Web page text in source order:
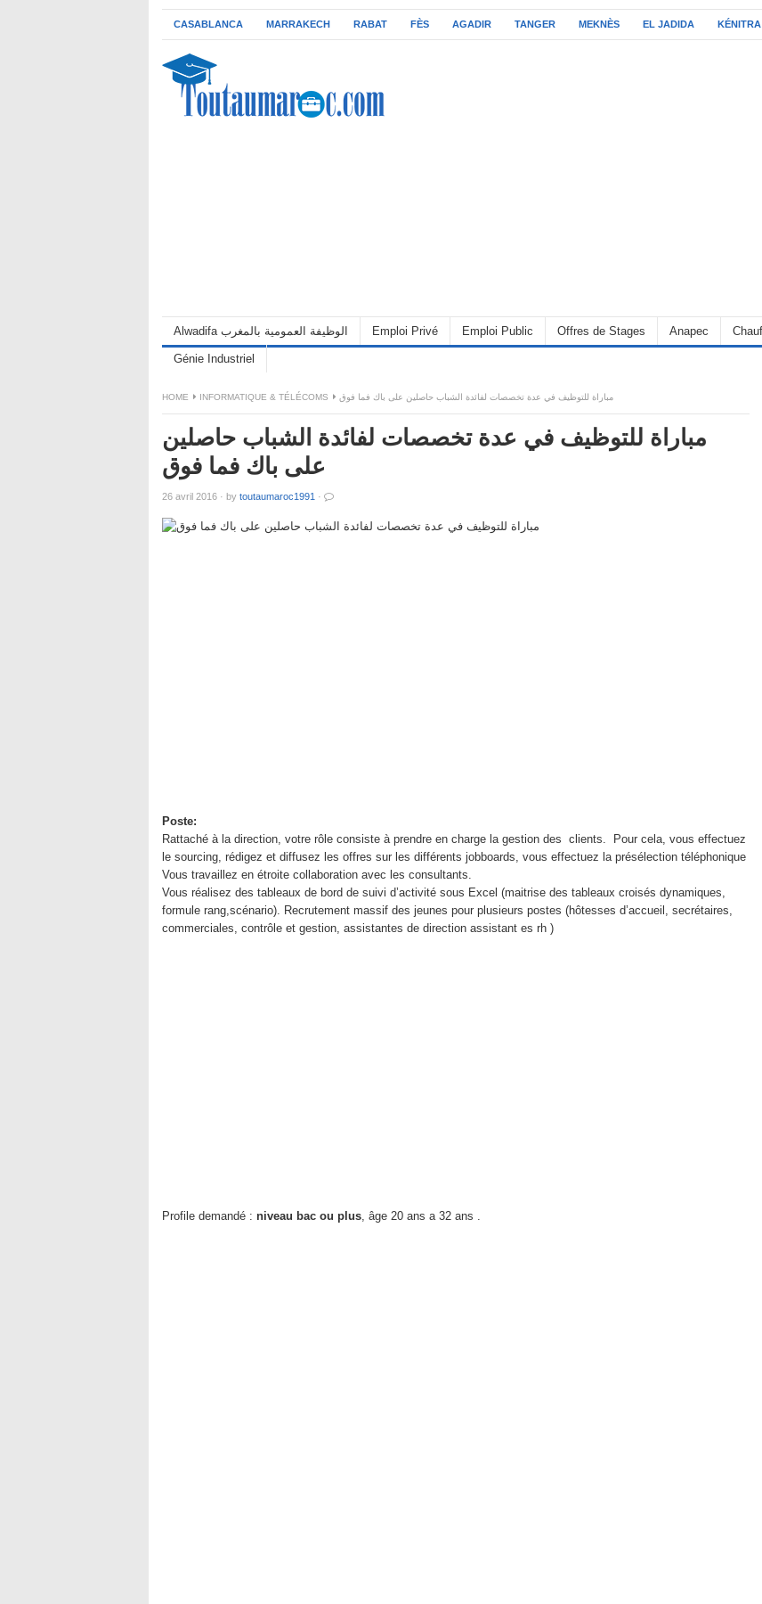
CASABLANCA MARRAKECH RABAT FÈS AGADIR TANGER MEKNÈS EL JADIDA KÉNITRA
Alwadifa الوظيفة العمومية بالمغرب Emploi Privé Emploi Public Offres de Stages Anapec
Génie Industriel
HOME INFORMATIQUE & TÉLÉCOMS مباراة للتوظيف في عدة تخصصات لفائدة الشباب حاصلين على باك فما فوق
مباراة للتوظيف في عدة تخصصات لفائدة الشباب حاصلين
على باك فما فوق
26 avril 2016 · by toutaumaroc1991 ·
Poste:
Rattaché à la direction, votre rôle consiste à prendre en charge la gestion des clients. Pour cela, vous effectuez
le sourcing, rédigez et diffusez les offres sur les différents jobboards, vous effectuez la présélection téléphonique
Vous travaillez en étroite collaboration avec les consultants.
Vous réalisez des tableaux de bord de suivi d’activité sous Excel (maitrise des tableaux croisés dynamiques,
formule rang,scénario). Recrutement massif des jeunes pour plusieurs postes (hôtesses d’accueil, secrétaires,
commerciales, contrôle et gestion, assistantes de direction assistant es rh )
Profile demandé : niveau bac ou plus, âge 20 ans a 32 ans .